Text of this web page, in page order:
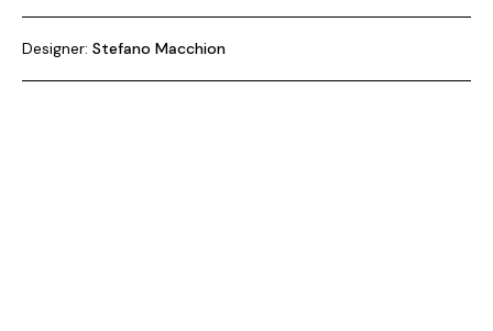
Designer: Stefano Macchion